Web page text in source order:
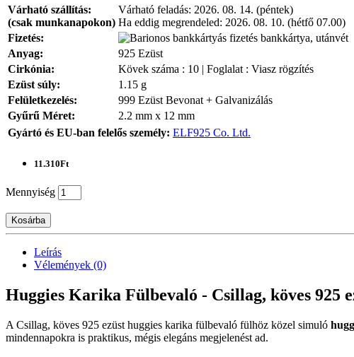
Várható szállítás:
(csak munkanapokon)
Várható feladás: 2026. 08. 14. (péntek)
Ha eddig megrendeled: 2026. 08. 10. (hétfő 07.00)
Fizetés:
bankkártya, utánvét
Anyag:
925 Ezüst
Cirkónia:
Kövek száma : 10 | Foglalat : Viasz rögzítés
Ezüst súly:
1.15 g
Felületkezelés:
999 Ezüst Bevonat + Galvanizálás
Gyűrű Méret:
2.2 mm x 12 mm
Gyártó és EU-ban felelős személy: ELF925 Co. Ltd.
11.310Ft
Mennyiség
Kosárba
Leírás
Vélemények (0)
Huggies Karika Fülbevaló - Csillag, köves 925
A Csillag, köves 925 ezüst huggies karika fülbevaló fülhöz közel simuló
mindennapokra is praktikus, mégis elegáns megjelenést ad.